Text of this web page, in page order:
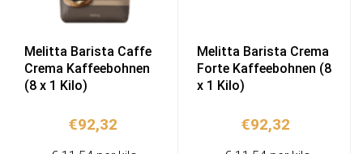
Melitta Barista Caffe
Crema Kaffeebohnen
(8 x 1 Kilo)
€92,32
Melitta Barista Crema
Forte Kaffeebohnen (8
x 1 Kilo)
€92,32